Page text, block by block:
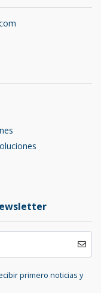
primero noticias y